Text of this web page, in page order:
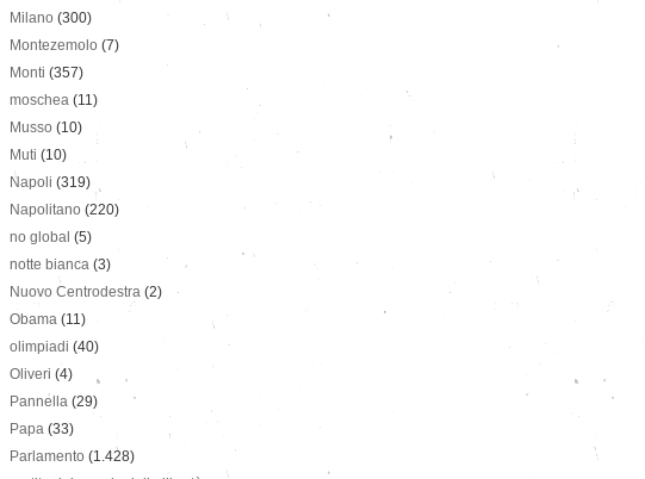
Milano (300)
Montezemolo (7)
Monti (357)
moschea (11)
Musso (10)
Muti (10)
Napoli (319)
Napolitano (220)
no global (5)
notte bianca (3)
Nuovo Centrodestra (2)
Obama (11)
olimpiadi (40)
Oliveri (4)
Pannella (29)
Papa (33)
Parlamento (1.428)